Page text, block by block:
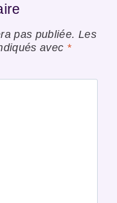
pas publiée. Les
avec *